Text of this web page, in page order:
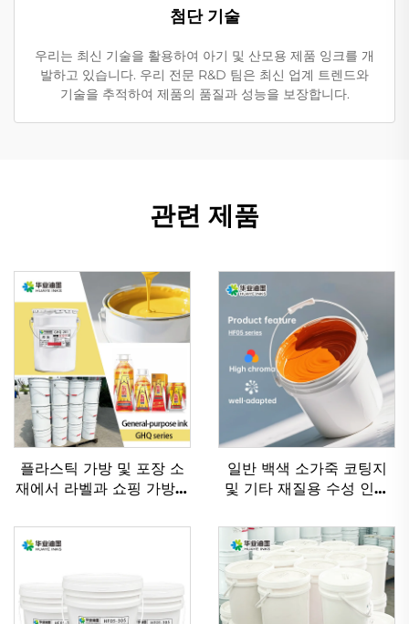
첨단 기술
우리는 최신 기술을 활용하여 아기 및 산모용 제품 잉크를 개
발하고 있습니다. 우리 전문 R&D 팀은 최신 업계 트렌드와
기술을 추적하여 제품의 품질과 성능을 보장합니다.
관련 제품
플라스틱 가방 및 포장 소
재에서 라벨과 쇼핑 가방을
잉크
일반 백색 소가죽 코팅지
및 기타 재질용 수성 인쇄